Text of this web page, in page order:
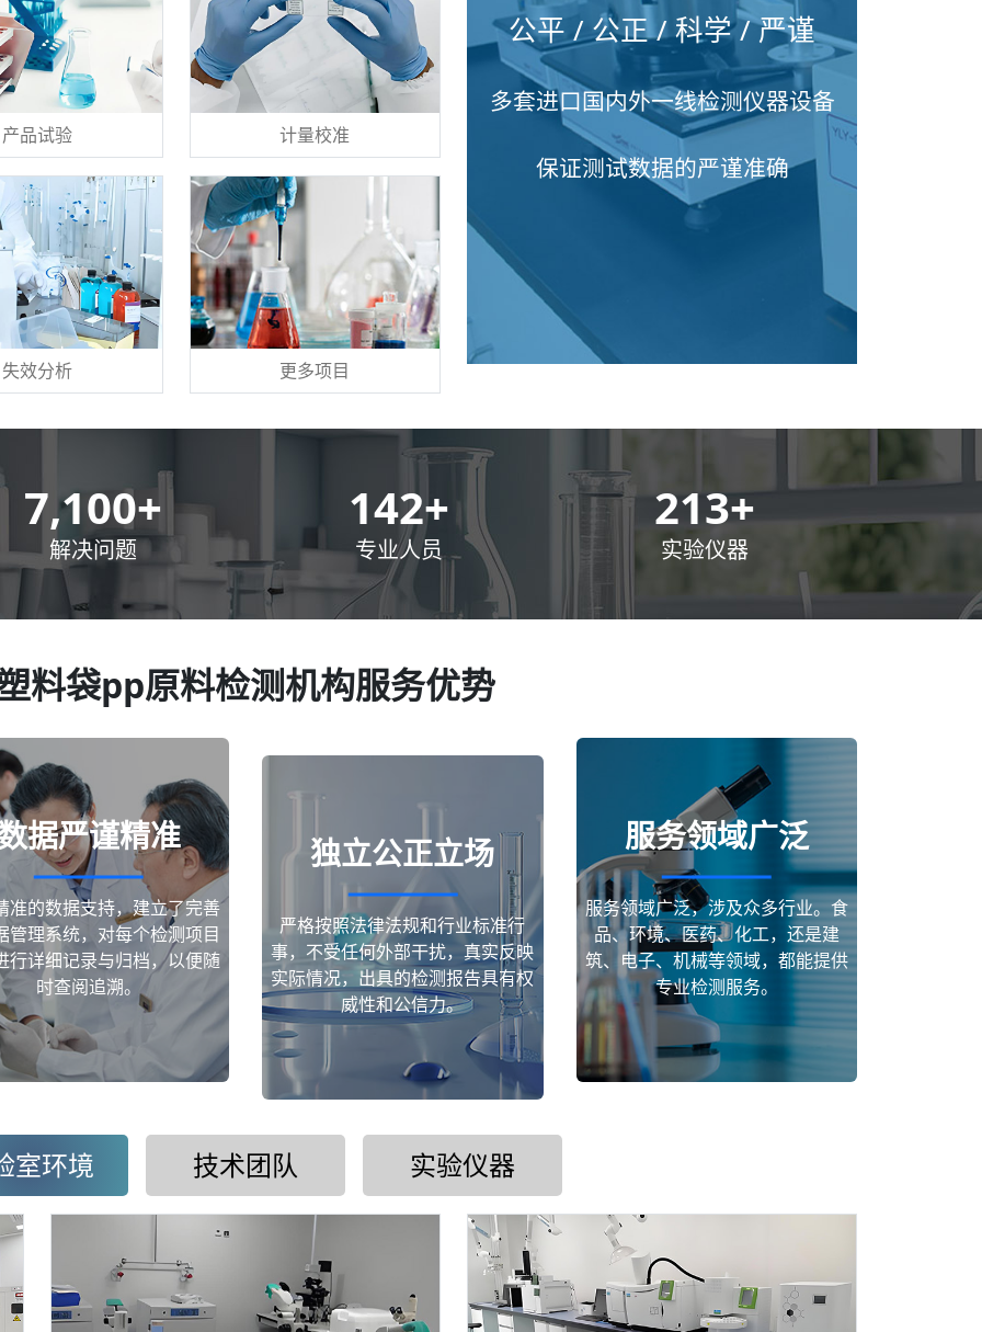
产品试验 计量校准
失效分析 更多项目
公平 / 公正 / 科学 / 严谨
多套进口国内外一线检测仪器设备
保证测试数据的严谨准确
10,000+
解决问题
200+
专业人员
300+
实验仪器
料袋pp原料检测机构服务优势
据严谨精准
准的数据支持，建立了完善
管理系统，对每个检测项目
行详细记录与归档，以便随
时查阅追溯。
独立公正立场
严格按照法律法规和行业标准行
事，不受任何外部干扰，真实反映
实际情况，出具的检测报告具有权
威性和公信力。
服务领域广泛
服务领域广泛，涉及众多行业。食
品、环境、医药、化工，还是建
筑、电子、机械等领域，都能提供
专业检测服务。
室环境 技术团队 实验仪器